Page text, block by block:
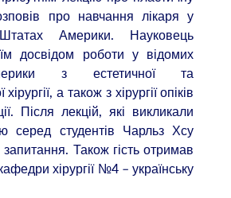
про навчання лікаря у
Америки. Науковець
досвідом роботи у відомих
з естетичної та
а також з хірургії опіків
Після лекцій, які викликали
серед студентів Чарльз Хсу
запитання. Також гість отримав
хірургії №4 – українську